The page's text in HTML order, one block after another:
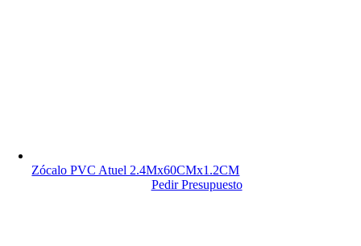
Zócalo PVC Atuel 2.4Mx60CMx1.2CM
Pedir Presupuesto